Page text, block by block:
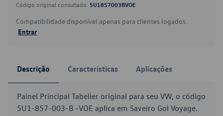
Código original consultado: 5U1857003BVOE
Compatibilidade disponível apenas para clientes logados.
Entrar
Descrição Características Aplicações
Painel Principal Tabelier original para seu VW, o código
5U1-857-003-B -VOE aplica em Saveiro Gol Voyage.